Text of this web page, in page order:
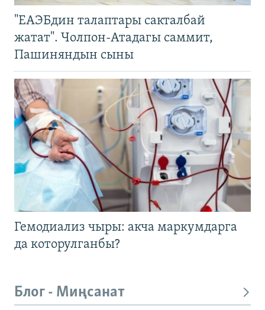
"ЕАЭБдин талаптары сакталбай
жатат". Чолпон-Атадагы саммит,
Пашиняндын сыны
Гемодиализ чыры: акча маркумдарга
да которулганбы?
Блог - Миңсанат